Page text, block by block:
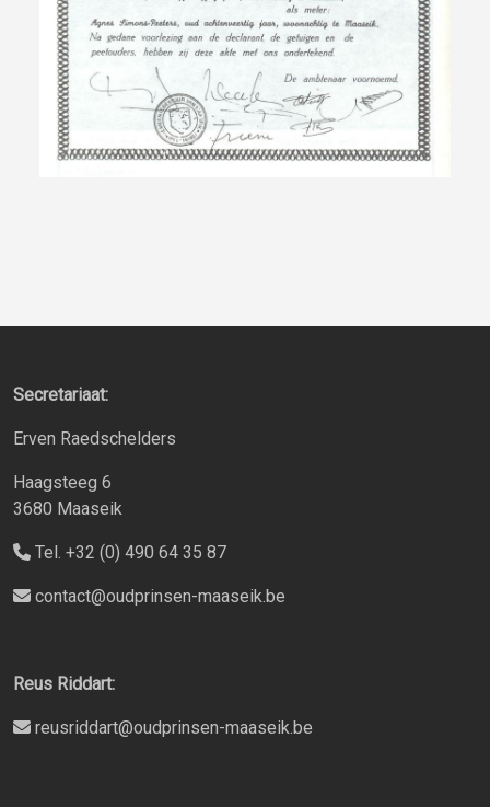
Secretariaat:
Erven Raedschelders
Haagsteeg 6
3680 Maaseik
Tel. +32 (0) 490 64 35 87
contact@oudprinsen-maaseik.be
Reus Riddart:
reusriddart@oudprinsen-maaseik.be